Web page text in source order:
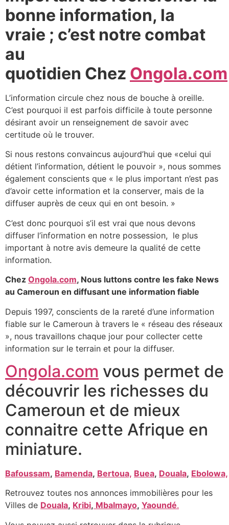
bonne information, la
vraie ; c’est notre combat
au
quotidien Chez Ongola.com
L’information circule chez nous de bouche à oreille.
C’est pourquoi il est parfois difficile à toute personne
désirant avoir un renseignement de savoir avec
certitude où le trouver.
Si nous restons convaincus aujourd’hui que «celui qui
détient l’information, détient le pouvoir », nous sommes
également conscients que « le plus important n’est pas
d’avoir cette information et la conserver, mais de la
diffuser auprès de ceux qui en ont besoin. »
C’est donc pourquoi s’il est vrai que nous devons
diffuser l’information en notre possession, le plus
important à notre avis demeure la qualité de cette
information.
Chez Ongola.com, Nous luttons contre les fake News
au Cameroun en diffusant une information fiable
Depuis 1997, conscients de la rareté d’une information
fiable sur le Cameroun à travers le « réseau des réseaux
», nous travaillons chaque jour pour collecter cette
information sur le terrain et pour la diffuser.
Ongola.com vous permet de
découvrir les richesses du
Cameroun et de mieux
connaitre cette Afrique en
miniature.
Bafoussam, Bamenda, Bertoua, Buea, Douala, Ebolowa,
Retrouvez toutes nos annonces immobilières pour les
Villes de Douala, Kribi, Mbalmayo, Yaoundé.